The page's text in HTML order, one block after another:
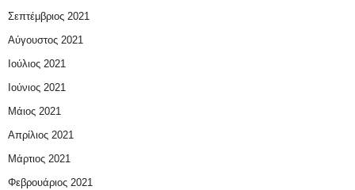
Σεπτέμβριος 2021
Αύγουστος 2021
Ιούλιος 2021
Ιούνιος 2021
Μάιος 2021
Απρίλιος 2021
Μάρτιος 2021
Φεβρουάριος 2021